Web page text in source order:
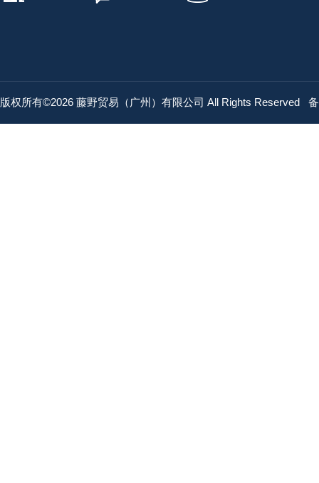
版权所有©2026 藤野贸易（广州）有限公司 All Rights Reserved